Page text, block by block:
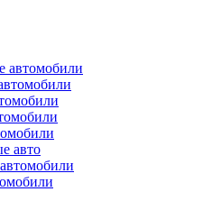
автомобили
авто